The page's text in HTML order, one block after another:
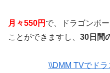
月々550円 で、ドラゴンボ
ことができますし、 30日間
\\DMM TVでド